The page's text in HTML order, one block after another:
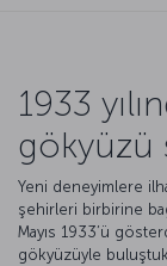
1933
gökyüzü
Yeni deneyimlere
şehirleri birbirine
Mayıs 1933’ü
gökyüzüyle